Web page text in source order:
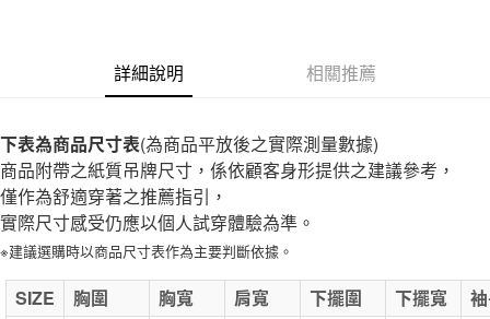
每筆NT$65，滿NT$1,000(含以上)免運費
每筆NT$65，滿NT$1,000(含以上)免運費
宅配
每筆NT$150，滿NT$2,000(含以上)免運費
免運費
詳細說明 相關推薦
下表為商品尺寸表(為商品平放後之實際測量數據)
商品附帶之紙質吊牌尺寸，係依顧客身形提供之建議參考，
僅作為舒適穿著之推薦指引，
實際尺寸感受仍應以個人試穿體驗為準。
※建議選購時以商品尺寸表作為主要判斷依據。
SIZE 胸圍 胸寬 肩寬 下擺圍 下擺寬